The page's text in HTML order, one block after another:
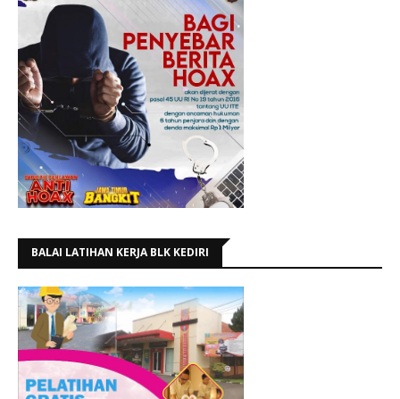
BALAI LATIHAN KERJA BLK KEDIRI